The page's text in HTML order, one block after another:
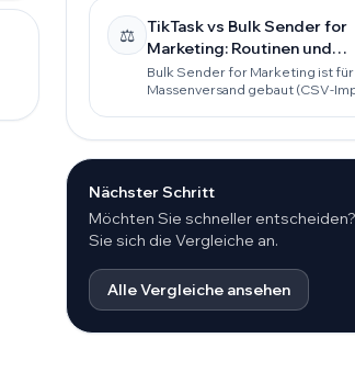
⚖️
TikTask vs Bulk Sender for
Marketing: Routinen und
Zuverlässigkeit vs
Bulk Sender for Marketing ist für
Massenversand gebaut (CSV-
auf dem Gerät mit Privatsphäre
zuverlässige Ausführung auf
Nächster Schritt
Möchten Sie schneller
Sie sich die Vergleiche an.
Alle Vergleiche ansehen